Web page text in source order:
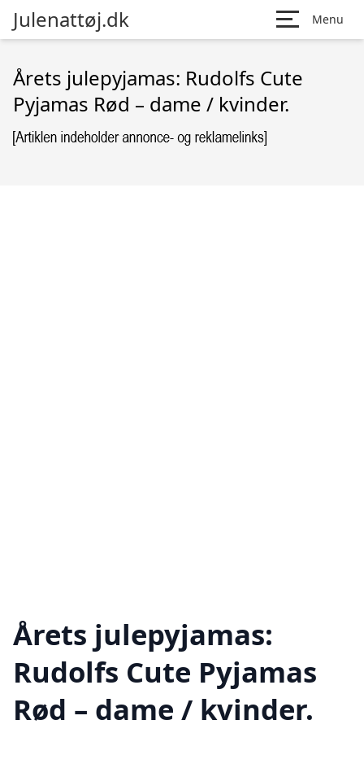
Julenattøj.dk Menu
Årets julepyjamas: Rudolfs Cute
Pyjamas Rød – dame / kvinder.
Årets julepyjamas:
Rudolfs Cute Pyjamas
Rød – dame / kvinder.